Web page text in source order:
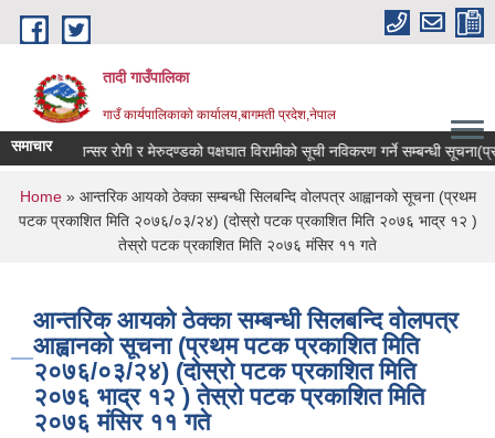
Skip to main content
तादी गाउँपालिका
गाउँ कार्यपालिकाको कार्यालय,बागमती प्रदेश,नेपाल
समाचार,क्यान्सर रोगी र मेरुदण्डको पक्षघात विरामीको सूची नविकरण गर्ने सम्बन्धी
You are here
Home» आन्तरिक आयको ठेक्का सम्बन्धी सिलबन्दि वोलपत्र आह्वानको सूचना (प्रथम
पटक प्रकाशित मिति २०७६/०३/२४) (दोस्रो पटक प्रकाशित मिति २०७६ भाद्र १२ )
तेस्रो पटक प्रकाशित मिति २०७६ मंसिर ११ गते
आन्तरिक आयको ठेक्का सम्बन्धी सिलबन्दि वोलपत्र
आह्वानको सूचना (प्रथम पटक प्रकाशित मिति
२०७६/०३/२४) (दोस्रो पटक प्रकाशित मिति
२०७६ भाद्र १२ ) तेस्रो पटक प्रकाशित मिति
२०७६ मंसिर ११ गते